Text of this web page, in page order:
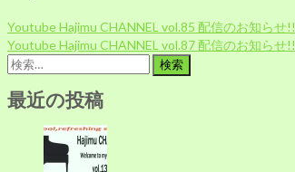
投
稿
ナ
ビ
ゲ
ー
Youtube Hajimu CHANNEL vol.85 配信のお知らせ!!
Youtube Hajimu CHANNEL vol.87 配信のお知らせ!!
検
最近の投稿